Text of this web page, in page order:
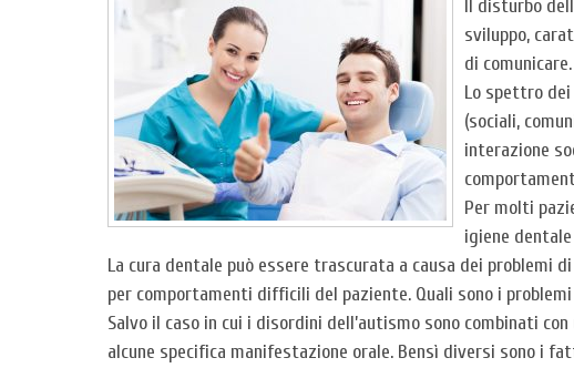
Il disturbo
sviluppo,
di comunicare.
Lo spettro
(sociali,
interazione
Per molti
igiene
La cura dentale può essere trascurata a causa dei problemi
per comportamenti difficili del paziente. Quali sono i
Salvo il caso in cui i disordini dell’autismo sono combinati
alcune specifica manifestazione orale. Bensì diversi sono i